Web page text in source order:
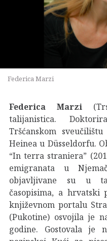
Federica Marzi
Federica Marzi
talijanistica.
Tršćanskom
Heinea u Düsseldorfu.
“In terra straniera”
emigranata u
objavljivane su u
časopisima, a
književnom portalu
(Pukotine) osvojila je
godine. Gostovala je